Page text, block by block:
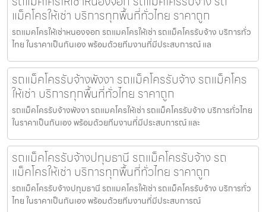
แม็คโครให้เช่า บริการทุกพื้นที่ทั่วไทย ราคาถูก
รถแมคโครให้เช่าหนองจอก รถแมคโครให้เช่า รถแม็คโครรับจ้าง บริการทั่ว
ไทย ในราคาเป็นกันเอง พร้อมด้วยทีมงานที่มีประสบการณ์ แล
รถแม็คโครรับจ้างพังงา รถแม็คโครรับจ้าง รถแม็คโคร
ให้เช่า บริการทุกพื้นที่ทั่วไทย ราคาถูก
รถแม็คโครรับจ้างพังงา รถแมคโครให้เช่า รถแม็คโครรับจ้าง บริการทั่วไทย
ในราคาเป็นกันเอง พร้อมด้วยทีมงานที่มีประสบการณ์ และ
รถแม็คโครรับจ้างปทุมธานี รถแม็คโครรับจ้าง รถ
แม็คโครให้เช่า บริการทุกพื้นที่ทั่วไทย ราคาถูก
รถแม็คโครรับจ้างปทุมธานี รถแมคโครให้เช่า รถแม็คโครรับจ้าง บริการทั่ว
ไทย ในราคาเป็นกันเอง พร้อมด้วยทีมงานที่มีประสบการณ์